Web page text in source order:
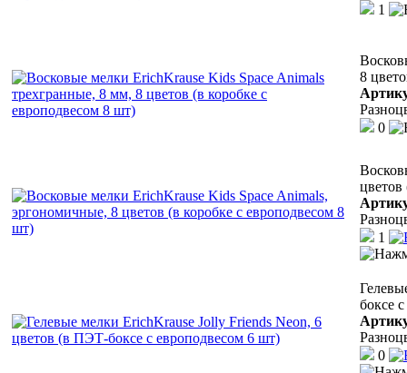
1
8
0
цветов
1
боксе
0